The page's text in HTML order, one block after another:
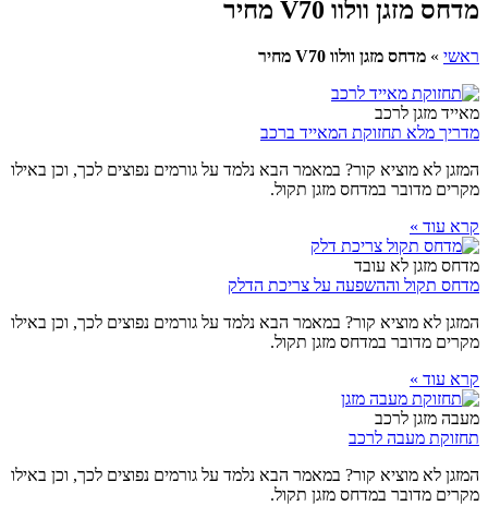
מדחס מזגן וולוו V70 מחיר
ראשי » מדחס מזגן וולוו V70 מחיר
מאייד מזגן לרכב
מדריך מלא תחזוקת המאייד ברכב
המזגן לא מוציא קור? במאמר הבא נלמד על גורמים נפוצים לכך, וכן באילו
מקרים מדובר במדחס מזגן תקול.
קרא עוד »
מדחס מזגן לא עובד
מדחס תקול וההשפעה על צריכת הדלק
המזגן לא מוציא קור? במאמר הבא נלמד על גורמים נפוצים לכך, וכן באילו
מקרים מדובר במדחס מזגן תקול.
קרא עוד »
מעבה מזגן לרכב
תחזוקת מעבה לרכב
המזגן לא מוציא קור? במאמר הבא נלמד על גורמים נפוצים לכך, וכן באילו
מקרים מדובר במדחס מזגן תקול.